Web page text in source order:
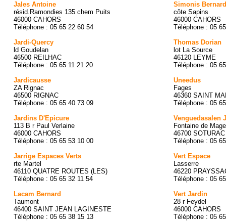
Jales Antoine
résid.Ramondies 135 chem Puits
46000 CAHORS
Téléphone : 05 65 22 60 54
Jardi-Quercy
ld Goudelan
46500 REILHAC
Téléphone : 05 65 11 21 20
Jardicausse
ZA Rignac
46500 RIGNAC
Téléphone : 05 65 40 73 09
Jardins D'Epicure
113 B r Paul Verlaine
46000 CAHORS
Téléphone : 05 65 53 10 00
Jarrige Espaces Verts
rte Martel
46110 QUATRE ROUTES (LES)
Téléphone : 05 65 32 11 54
Lacam Bernard
Taumont
46400 SAINT JEAN LAGINESTE
Téléphone : 05 65 38 15 13
Simonis Bernard
côte Sapins
46000 CAHORS
Téléphone : 05
Thomas Dorian
lot La Source
46120 LEYME
Téléphone : 05
Uneedus
Fages
46360 SAINT
Téléphone : 05
Venguedasalen
Fontaine de
46700 SOTURAC
Téléphone : 05
Vert Espace
Lasserre
46220
Téléphone : 05
Vert Jardin
28 r Feydel
46000 CAHORS
Téléphone : 05